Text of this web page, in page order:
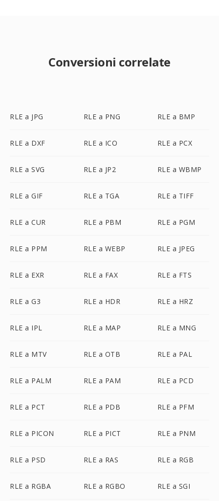
Conversioni correlate
RLE a JPG RLE a PNG RLE a BMP
RLE a DXF RLE a ICO RLE a PCX
RLE a SVG RLE a JP2 RLE a WBMP
RLE a GIF RLE a TGA RLE a TIFF
RLE a CUR RLE a PBM RLE a PGM
RLE a PPM RLE a WEBP RLE a JPEG
RLE a EXR RLE a FAX RLE a FTS
RLE a G3 RLE a HDR RLE a HRZ
RLE a IPL RLE a MAP RLE a MNG
RLE a MTV RLE a OTB RLE a PAL
RLE a PALM RLE a PAM RLE a PCD
RLE a PCT RLE a PDB RLE a PFM
RLE a PICON RLE a PICT RLE a PNM
RLE a PSD RLE a RAS RLE a RGB
RLE a RGBA RLE a RGBO RLE a SGI